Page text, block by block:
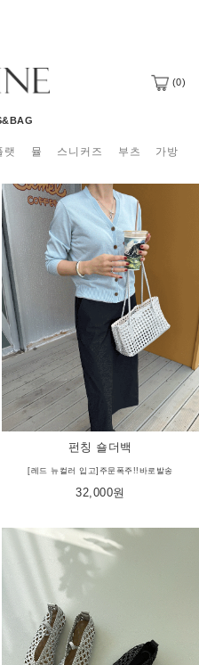
(0)
랫 뮬 스니커즈 부츠 가방
펀칭 숄더백
[레드 뉴컬러 입고]주문폭주!!바로발송
32,000원